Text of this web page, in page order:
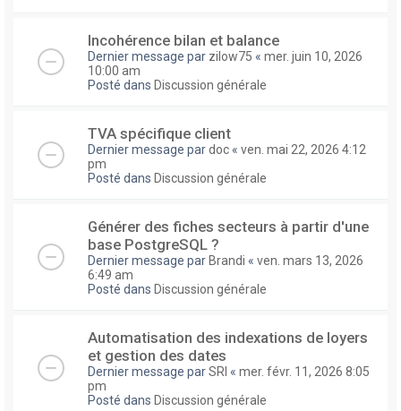
Incohérence bilan et balance
Dernier message par zilow75 « mer. juin 10, 2026
10:00 am
Posté dans Discussion générale
TVA spécifique client
Dernier message pardoc « ven. mai 22, 2026 4:12
pm
Posté dans Discussion générale
Générer des fiches secteurs à partir d'une
base PostgreSQL ?
Dernier message par Brandi « ven. mars 13, 2026
6:49 am
Posté dans Discussion générale
Automatisation des indexations de loyers
et gestion des dates
Dernier message parSRI « mer. févr. 11, 2026 8:05
pm
Posté dans Discussion générale